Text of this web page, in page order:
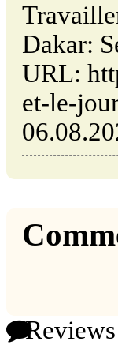
Dakar:
URL:
et-le-
Reviews